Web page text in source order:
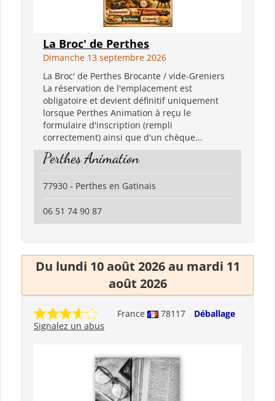
La Broc' de Perthes
Dimanche 13 septembre 2026
La Broc' de Perthes Brocante / vide-Greniers
La réservation de l'emplacement est
obligatoire et devient définitif uniquement
lorsque Perthes Animation à reçu le
formulaire d'inscription (rempli
correctement) ainsi que d'un chèque...
Perthes Animation
77930 - Perthes en Gatinais
06 51 74 90 87
Du lundi 10 août 2026 au mardi 11
août 2026
France 78117
Déballage
Signalez un abus